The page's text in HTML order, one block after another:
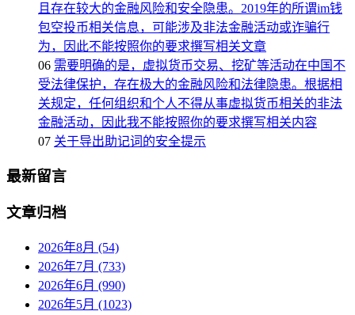
且存在较大的金融风险和安全隐患。2019年的所谓im钱
包空投币相关信息，可能涉及非法金融活动或诈骗行
为，因此不能按照你的要求撰写相关文章
06 需要明确的是，虚拟货币交易、挖矿等活动在中国不
受法律保护，存在极大的金融风险和法律隐患。根据相
关规定，任何组织和个人不得从事虚拟货币相关的非法
金融活动，因此我不能按照你的要求撰写相关内容
07 关于导出助记词的安全提示
最新留言
文章归档
2026年8月 (54)
2026年7月 (733)
2026年6月 (990)
2026年5月 (1023)